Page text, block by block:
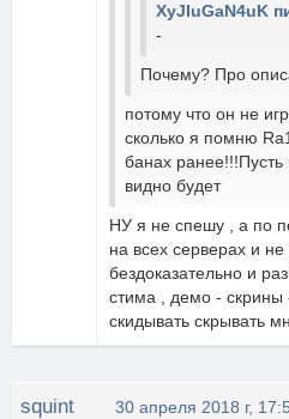
XyJIuGaN4uK
-
Почему? Про
потому что он не
сколько я помню
банах ранее!!!Пусть
видно будет
НУ я не спешу , а по
на всех серверах и
бездоказательно и
стима , демо - скрины
скидывать скрывать
squint 30 апреля 2018 г,